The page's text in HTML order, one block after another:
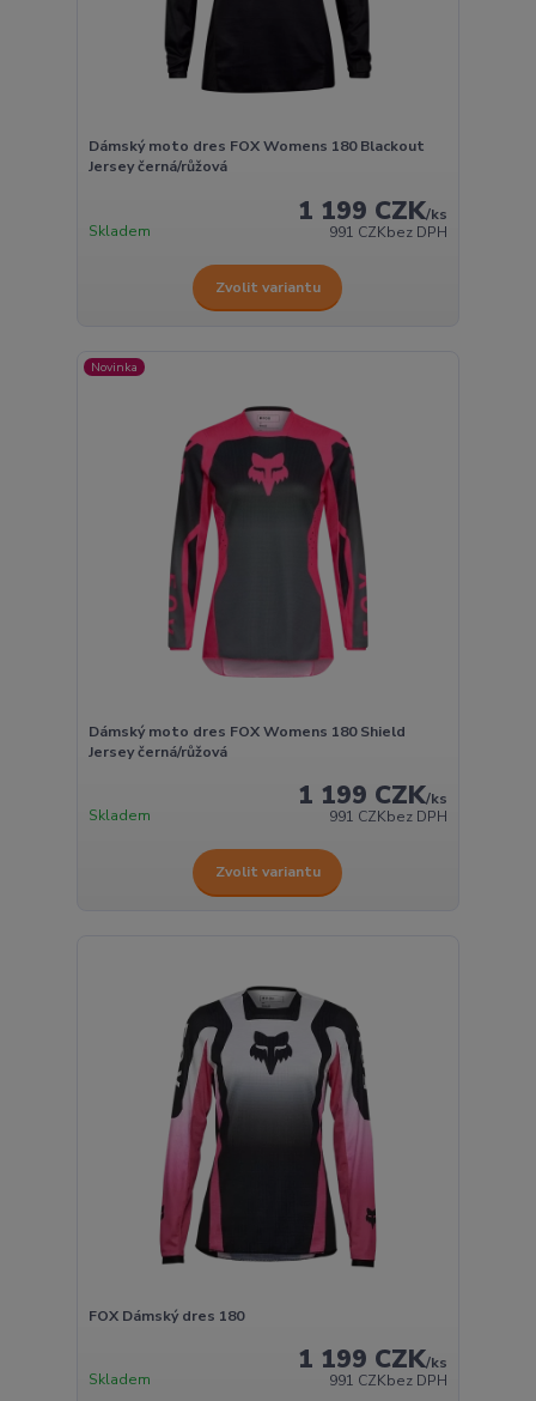
Dámský moto dres FOX Womens 180 Blackout
Jersey černá/růžová
1 199 CZK/ks
991 CZKbez DPH
Skladem
Zvolit variantu
Novinka
Dámský moto dres FOX Womens 180 Shield
Jersey černá/růžová
1 199 CZK/ks
991 CZKbez DPH
Skladem
Zvolit variantu
FOX Dámský dres 180
1 199 CZK/ks
991 CZKbez DPH
Skladem